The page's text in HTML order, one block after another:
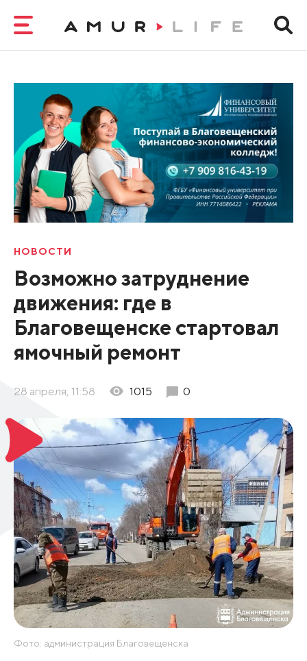
НОВОСТИ
Возможно затруднение
движения: где в
Благовещенске стартовал
ямочный ремонт
28 апреля, 11:58 1015 0
Фото: администрация Благовещенска